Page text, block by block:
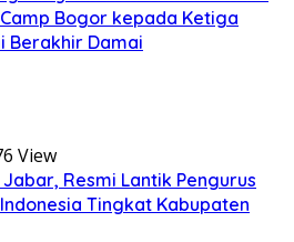
Bogor kepada Ketiga
Berakhir Damai
View
Resmi Lantik Pengurus
Tingkat Kabupaten